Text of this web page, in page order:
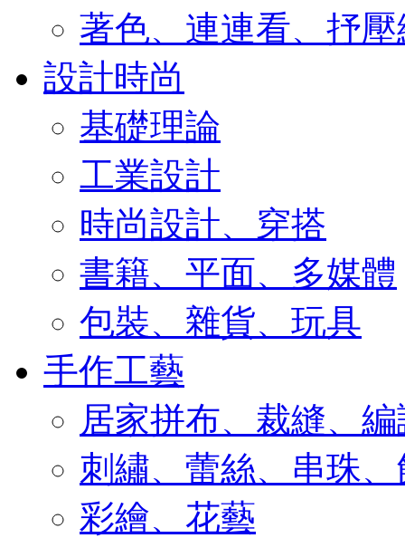
著色、連連看、抒
設計時尚
基礎理論
工業設計
時尚設計、穿搭
書籍、平面、多媒體
包裝、雜貨、玩具
手作工藝
居家拼布、裁縫、
刺繡、蕾絲、串珠
彩繪、花藝